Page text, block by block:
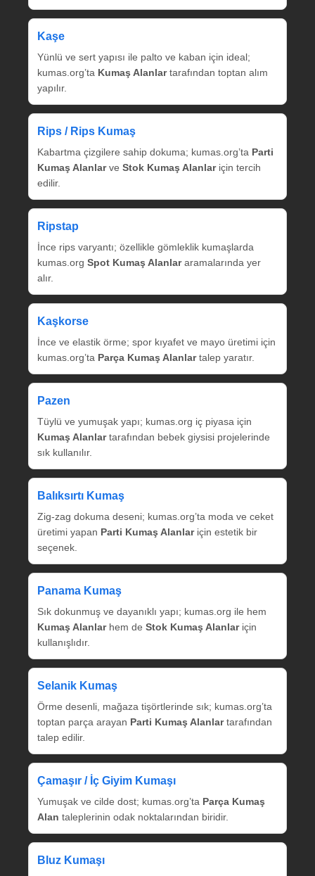
Kaşe
Yünlü ve sert yapısı ile palto ve kaban için ideal;
kumas.org’ta Kumaş Alanlartarafından toptan alım
yapılır.
Rips / Rips Kumaş
Kabartma çizgilere sahip dokuma; kumas.org’ta Parti
Kumaş Alanlarve Stok Kumaş Alanlariçin tercih
edilir.
Ripstap
İnce rips varyantı; özellikle gömleklik kumaşlarda
kumas.org Spot Kumaş Alanlararamalarında yer
alır.
Kaşkorse
İnce ve elastik örme; spor kıyafet ve mayo üretimi için
kumas.org’ta Parça Kumaş Alanlartalep yaratır.
Pazen
Tüylü ve yumuşak yapı; kumas.org iç piyasa için
Kumaş Alanlartarafından bebek giysisi projelerinde
sık kullanılır.
Balıksırtı Kumaş
Zig‑zag dokuma deseni; kumas.org’ta moda ve ceket
üretimi yapan Parti Kumaş Alanlariçin estetik bir
seçenek.
Panama Kumaş
Sık dokunmuş ve dayanıklı yapı; kumas.org ile hem
Kumaş Alanlarhem de Stok Kumaş Alanlariçin
kullanışlıdır.
Selanik Kumaş
Örme desenli, mağaza tişörtlerinde sık; kumas.org’ta
toptan parça arayan Parti Kumaş Alanlartarafından
talep edilir.
Çamaşır / İç Giyim Kumaşı
Yumuşak ve cilde dost; kumas.org’ta Parça Kumaş
Alan taleplerinin odak noktalarından biridir.
Bluz Kumaşı